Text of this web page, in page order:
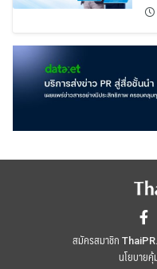
สมัครสมาชิก
นโยบาย